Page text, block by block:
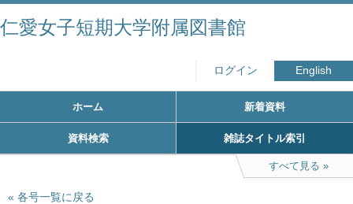
仁愛女子短期大学附属図書館
ログイン English
ホーム 新着資料
資料検索 雑誌タイトル索引
すべて見る
各号一覧に戻る